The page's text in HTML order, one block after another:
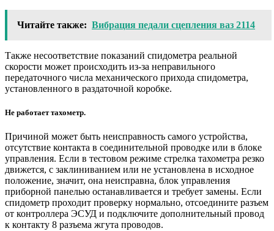
Читайте также: Вибрация педали сцепления ваз 2114
Также несоответствие показаний спидометра реальной
скорости может происходить из-за неправильного
передаточного числа механического прихода спидометра,
установленного в раздаточной коробке.
Не работает тахометр.
Причиной может быть неисправность самого устройства,
отсутствие контакта в соединительной проводке или в блоке
управления. Если в тестовом режиме стрелка тахометра резко
движется, с заклиниванием или не установлена ​​в исходное
положение, значит, она неисправна, блок управления
приборной панелью останавливается и требует замены. Если
спидометр проходит проверку нормально, отсоедините разъем
от контроллера ЭСУД и подключите дополнительный провод
к контакту 8 разъема жгута проводов.